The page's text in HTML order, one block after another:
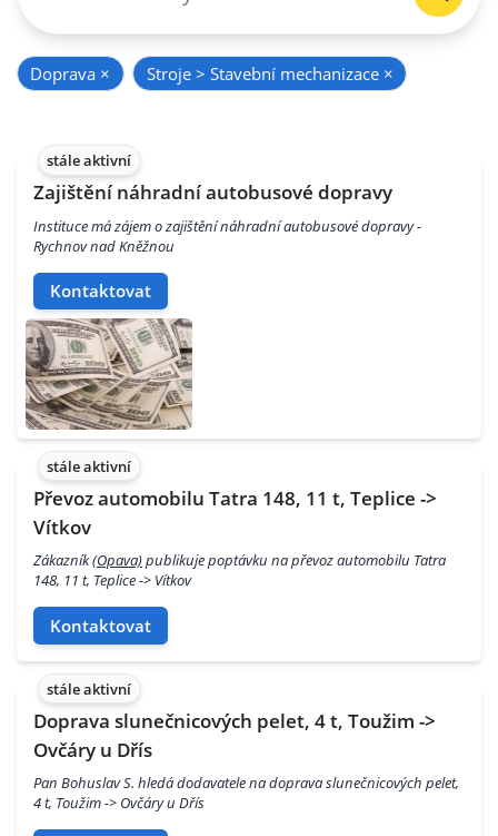
Doprava × Stroje > Stavební mechanizace ×
stále aktivní
Zajištění náhradní autobusové dopravy
Instituce má zájem o zajištění náhradní autobusové dopravy -
Rychnov nad Kněžnou
Kontaktovat
stále aktivní
Převoz automobilu Tatra 148, 11 t, Teplice ->
Vítkov
Zákazník(Opava)publikuje poptávku na převoz automobilu Tatra
148, 11 t, Teplice -> Vítkov
Kontaktovat
stále aktivní
Doprava slunečnicových pelet, 4 t, Toužim ->
Ovčáry u Dřís
Pan Bohuslav S. hledá dodavatele na doprava slunečnicových pelet,
4 t, Toužim -> Ovčáry u Dřís